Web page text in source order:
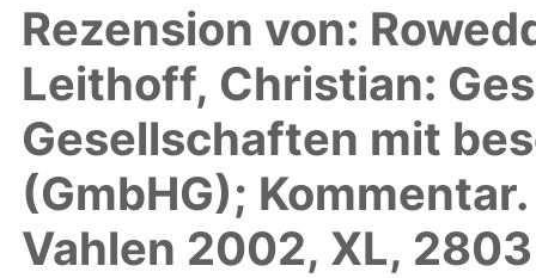
Rezension von:
Leithoff, Christian:
Gesellschaften mit
(GmbHG);
Vahlen 2002, XL,